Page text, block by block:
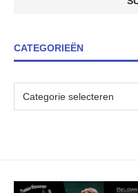
CATEGORIEËN